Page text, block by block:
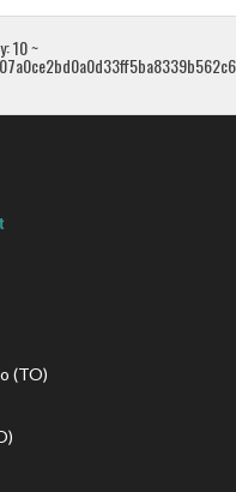
10 ~
(TO)